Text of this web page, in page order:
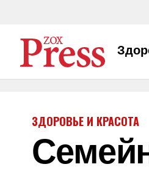
ЗДОРОВЬЕ И КРАСОТА